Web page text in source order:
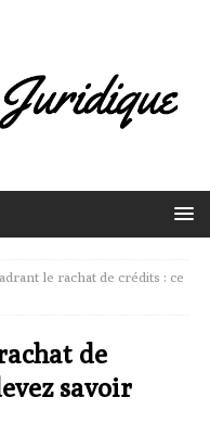
le rachat de crédits : ce
de
savoir